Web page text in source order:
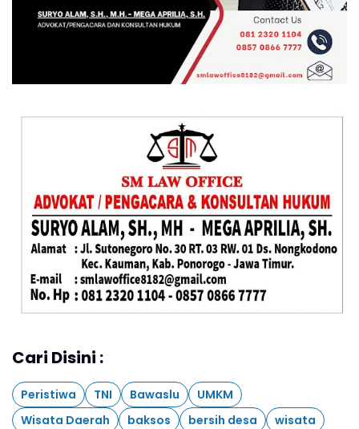
Cari Disini :
Peristiwa TNI Bawaslu
UMKM
Wisata Daerah
baksos bersih desa
wisata